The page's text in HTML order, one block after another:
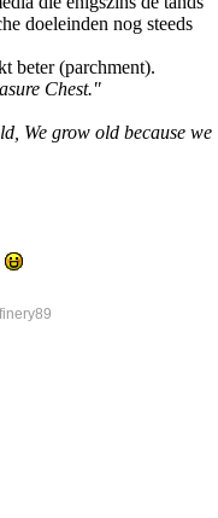
doeleinden nog steeds
beter (parchment).
Chest."
We grow old because we